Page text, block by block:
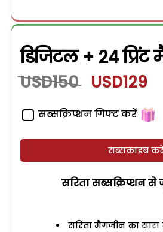
डिजिटल + 24
USD150 USD129
सब्सक्रिप्शन गिफ्ट करें
सब्सक्राइब
सरिता सब्सक्रिप्शन से
सरिता मैगजीन का